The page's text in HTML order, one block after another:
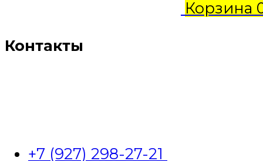
Корзина
Контакты
+7 (927) 298-27-21